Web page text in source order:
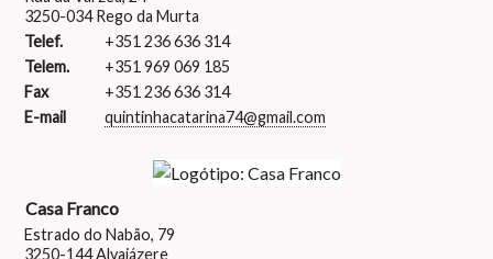
3250-034 Rego da Murta
Telef.
+351 236 636 314
Telem.
+351 969 069 185
Fax
+351 236 636 314
E-mail
quintinhacatarina74@gmail.com
Casa Franco
Estrado do Nabão, 79
3250-144 Alvaiázere